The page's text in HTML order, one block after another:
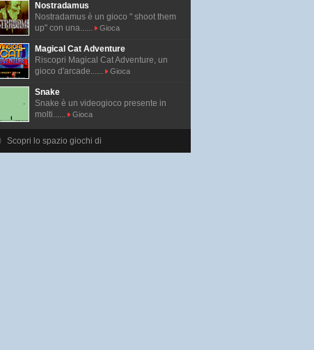
Nostradamus
Nostradamus è un gioco " shoot them
up" con una......
Gioca
Magical Cat Adventure
Riscopri Magical Cat Adventure, un
gioco d'arcade......
Gioca
Snake
Snake è un videogioco presente in
molti......
Gioca
Scopri lo spazio giochi di